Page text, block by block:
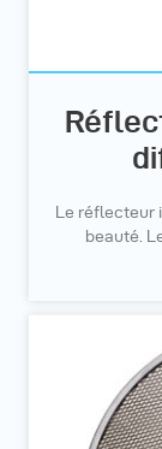
Le réflecteur
beauté.